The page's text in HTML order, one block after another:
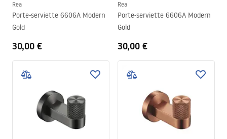
Rea
Porte-serviette 6606A Modern
Gold
30,00 €
Rea
Porte-serviette 6606A Modern
Gold
30,00 €